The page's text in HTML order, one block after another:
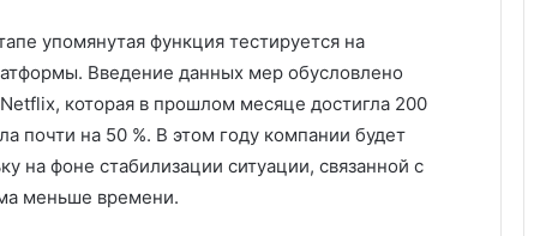
упомянутая функция тестируется на
Введение данных мер обусловлено
которая в прошлом месяце достигла 200
почти на 50 %. В этом году компании будет
на фоне стабилизации ситуации, связанной с
меньше времени.